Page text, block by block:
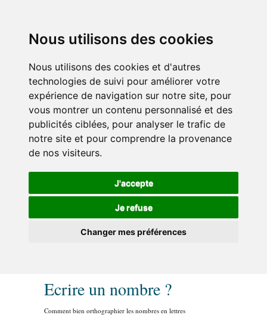
Nous utilisons des cookies
Nous utilisons des cookies et d'autres
technologies de suivi pour améliorer votre
expérience de navigation sur notre site, pour
vous montrer un contenu personnalisé et des
publicités ciblées, pour analyser le trafic de
notre site et pour comprendre la provenance
de nos visiteurs.
J'accepte
Je refuse
Changer mes préférences
Ecrire un nombre ?
Comment bien orthographier les nombres en lettres